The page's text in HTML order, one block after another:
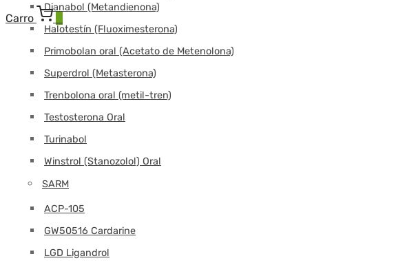
Dianabol (Metandienona)
Halotestín (Fluoximesterona)
Primobolan oral (Acetato de Metenolona)
Superdrol (Metasterona)
Trenbolona oral (metil-tren)
Testosterona Oral
Turinabol
Winstrol (Stanozolol) Oral
SARM
ACP-105
GW50516 Cardarine
LGD Ligandrol
Carro